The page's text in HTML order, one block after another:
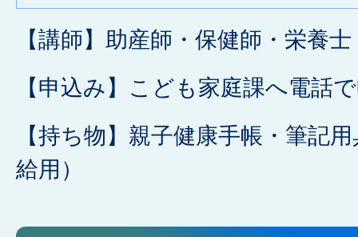
【講師】助産師・保健師・栄養士
【申込み】こども家庭課へ電話
【持ち物】親子健康手帳・筆記
給用）